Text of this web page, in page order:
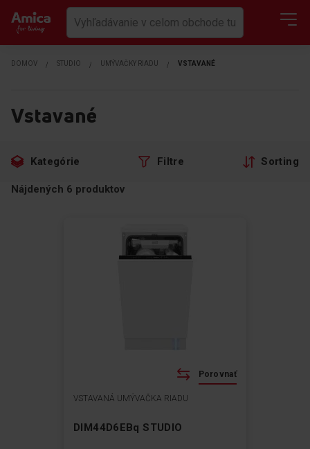
DOMOV STUDIO UMÝVAČKY RIADU VSTAVANÉ
Vstavané
na
Kategórie Filtre Sorting
Nájdených 6 produktov
VSTAVANÁ UMÝVAČKA RIADU
DIM44D6EBq STUDIO
Porovnať
na